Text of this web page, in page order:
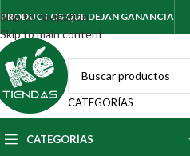
Skip to navigation
Skip to main content
PRODUCTOS QUE DEJAN GANANCIA
CATEGORÍAS
CATEGORÍAS